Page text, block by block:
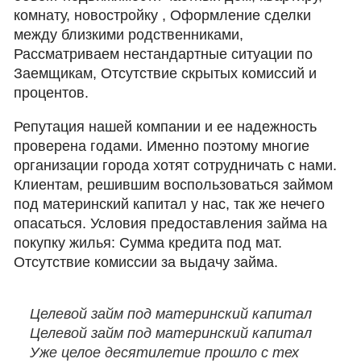
комнату, новостройку , Оформление сделки
между близкими родственниками,
Рассматриваем нестандартные ситуации по
Заемщикам, Отсутствие скрытых комиссий и
процентов.
Репутация нашей компании и ее надежность
проверена годами. Именно поэтому многие
организации города хотят сотрудничать с нами.
Клиентам, решившим воспользоваться займом
под материнский капитал у нас, так же нечего
опасаться. Условия предоставления займа на
покупку жилья: Сумма кредита под мат.
Отсутствие комиссии за выдачу займа.
Целевой займ под материнский капитал
Целевой займ под материнский капитал
Уже целое десятилетие прошло с тех